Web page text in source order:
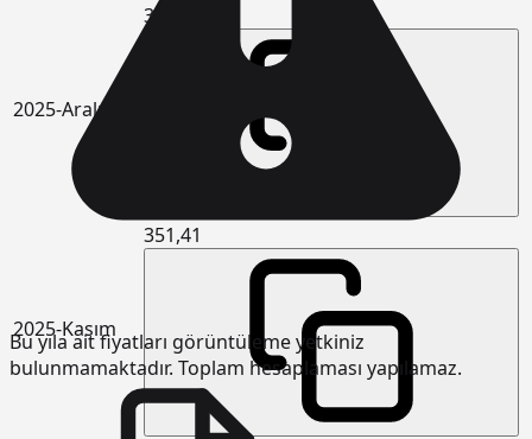
2025-Aralık
359,48
2025-Kasım
351,41
Bu yıla ait fiyatları görüntüleme yetkiniz
bulunmamaktadır. Toplam hesaplaması yapılamaz.